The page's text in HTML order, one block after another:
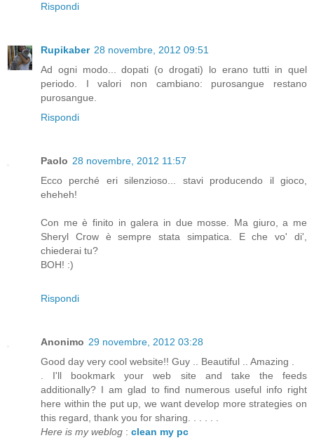
Rispondi
Rupikaber 28 novembre, 2012 09:51
Ad ogni modo... dopati (o drogati) lo erano tutti in quel
periodo. I valori non cambiano: purosangue restano
purosangue.
Rispondi
Paolo 28 novembre, 2012 11:57
Ecco perché eri silenzioso... stavi producendo il gioco,
eheheh!
Con me è finito in galera in due mosse. Ma giuro, a me
Sheryl Crow è sempre stata simpatica. E che vo' di',
chiederai tu?
BOH! :)
Rispondi
Anonimo 29 novembre, 2012 03:28
Good day very cool website!! Guy .. Beautiful .. Amazing .
. I'll bookmark your web site and take the feeds
additionally? I am glad to find numerous useful info right
here within the put up, we want develop more strategies on
this regard, thank you for sharing. . . . . .
Here is my weblog : clean my pc